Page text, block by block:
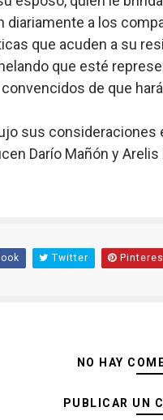
diariamente a los
que acuden a su
que esté
de que
sus consideraciones
Darío Mañón y Arelis
Twitter
NO HAY
PUBLICAR UN